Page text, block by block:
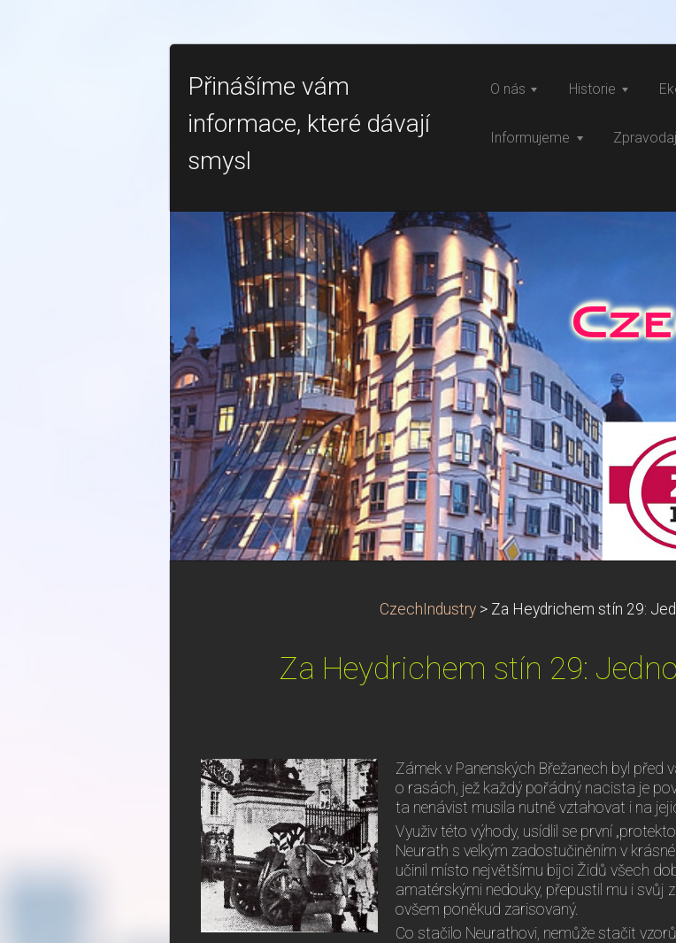
Přinášíme vám
informace, které dávají
smysl
O nás Historie
Informujeme
CzechIndustry > Za Heydrichem stín 29:
Za Heydrichem stín 29:
Zámek v Panenských Břežanech byl před
o rasách, jež každý pořádný nacista je
ta nenávist musila nutně vztahovat i na
Využiv této výhody, usídlil se první
Neurath s velkým zadostučiněním v
učinil místo největšímu bijci Židů všech
amatérskými nedouky, přepustil mu i svůj
ovšem poněkud zarisovaný.
Co stačilo Neurathovi, nemůže stačit